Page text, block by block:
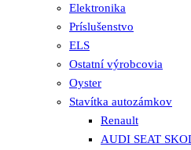
Elektronika
Príslušenstvo
ELS
Ostatní výrobcovia
Oyster
Stavítka autozámkov
Renault
AUDI SEAT